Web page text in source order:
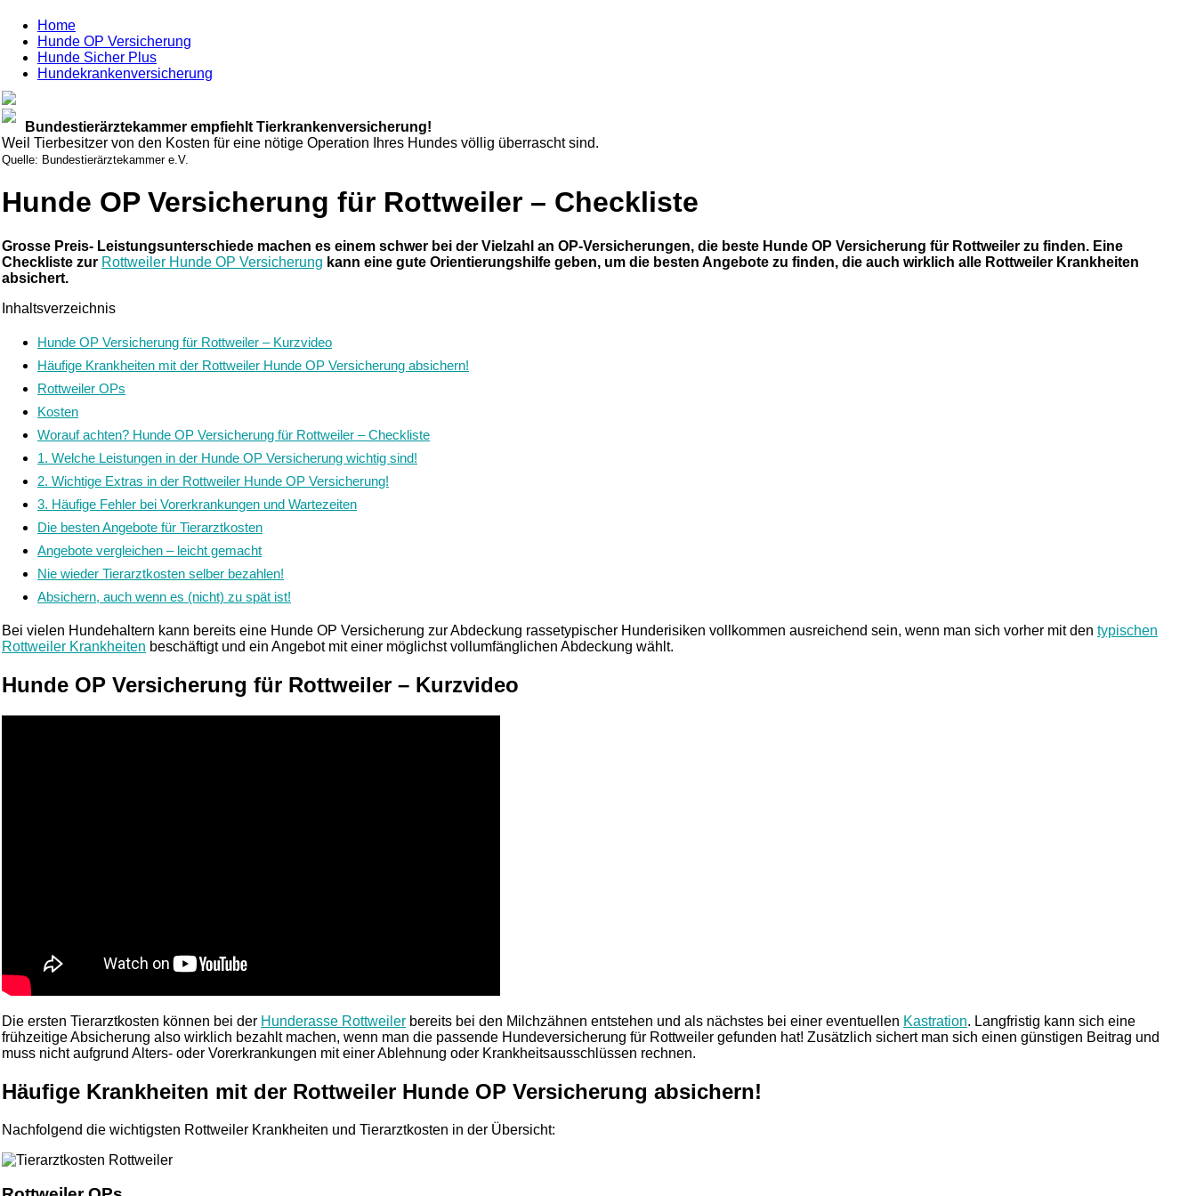
Home
Hunde OP Versicherung
Hunde Sicher Plus
Hundekrankenversicherung
Bundestierärztekammer empfiehlt Tierkrankenversicherung!
Weil Tierbesitzer von den Kosten für eine nötige Operation Ihres Hundes völlig überrascht sind.
Quelle: Bundestierärztekammer e.V.
Hunde OP Versicherung für Rottweiler – Checkliste
Grosse Preis- Leistungsunterschiede machen es einem schwer bei der Vielzahl an OP-Versicherungen, die beste Hunde OP Versicherung für Rottweiler zu finden. Eine
Checkliste zur Rottweiler Hunde OP Versicherung kann eine gute Orientierungshilfe geben, um die besten Angebote zu finden, die auch wirklich alle Rottweiler Krankheiten
absichert.
Inhaltsverzeichnis
Hunde OP Versicherung für Rottweiler – Kurzvideo
Häufige Krankheiten mit der Rottweiler Hunde OP Versicherung absichern!
Rottweiler OPs
Kosten
Worauf achten? Hunde OP Versicherung für Rottweiler – Checkliste
1. Welche Leistungen in der Hunde OP Versicherung wichtig sind!
2. Wichtige Extras in der Rottweiler Hunde OP Versicherung!
3. Häufige Fehler bei Vorerkrankungen und Wartezeiten
Die besten Angebote für Tierarztkosten
Angebote vergleichen – leicht gemacht
Nie wieder Tierarztkosten selber bezahlen!
Absichern, auch wenn es (nicht) zu spät ist!
Bei vielen Hundehaltern kann bereits eine Hunde OP Versicherung zur Abdeckung rassetypischer Hunderisiken vollkommen ausreichend sein, wenn man sich vorher mit den typischen
Rottweiler Krankheiten beschäftigt und ein Angebot mit einer möglichst vollumfänglichen Abdeckung wählt.
Hunde OP Versicherung für Rottweiler – Kurzvideo
Die ersten Tierarztkosten können bei der Hunderasse Rottweiler bereits bei den Milchzähnen entstehen und als nächstes bei einer eventuellen Kastration. Langfristig kann sich eine
frühzeitige Absicherung also wirklich bezahlt machen, wenn man die passende Hundeversicherung für Rottweiler gefunden hat! Zusätzlich sichert man sich einen günstigen Beitrag und
muss nicht aufgrund Alters- oder Vorerkrankungen mit einer Ablehnung oder Krankheitsausschlüssen rechnen.
Häufige Krankheiten mit der Rottweiler Hunde OP Versicherung absichern!
Nachfolgend die wichtigsten Rottweiler Krankheiten und Tierarztkosten in der Übersicht: